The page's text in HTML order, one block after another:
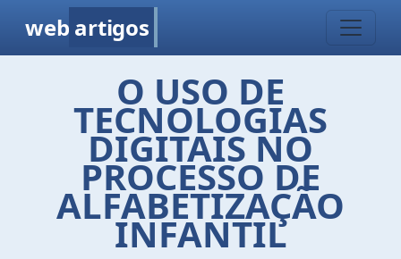
web artigos
O USO DE
TECNOLOGIAS
DIGITAIS NO
PROCESSO DE
ALFABETIZAÇÃO
INFANTIL